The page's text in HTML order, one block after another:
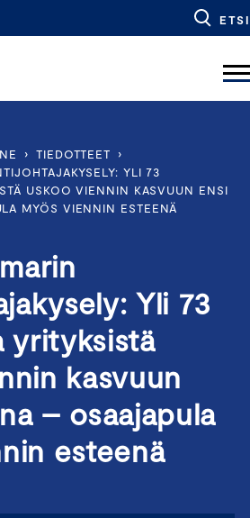
ETSI
› TIEDOTTEET
›
YLI 73
USKOO VIENNIN KASVUUN ENSI
MYÖS VIENNIN ESTEENÄ
Yli 73
yrityksistä
kasvuun
– osaajapula
esteenä